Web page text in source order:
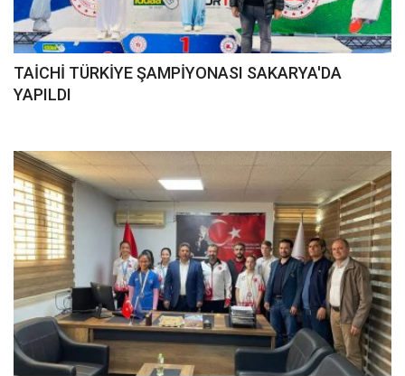
TAİCHİ TÜRKİYE ŞAMPİYONASI SAKARYA'DA
YAPILDI